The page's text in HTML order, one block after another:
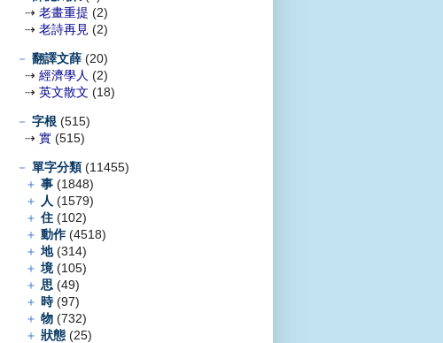
⇢ 老畫重提 (2)
⇢ 老詩再見 (2)
－ 翻譯文薛 (20)
⇢ 經濟學人 (2)
⇢ 英文散文 (18)
－ 字根 (515)
⇢ 實 (515)
－ 單字分類 (11455)
＋ 事 (1848)
＋
人 (1579)
＋ 住 (102)
＋ 動作 (4518)
＋ 地 (314)
＋ 境 (105)
＋ 思 (49)
＋ 時 (97)
＋ 物 (732)
＋ 狀態 (25)